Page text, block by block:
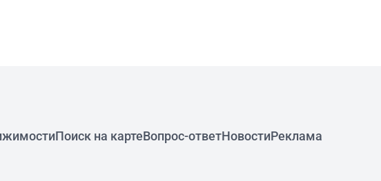
Поиск на картеВопрос-ответНовостиРеклама